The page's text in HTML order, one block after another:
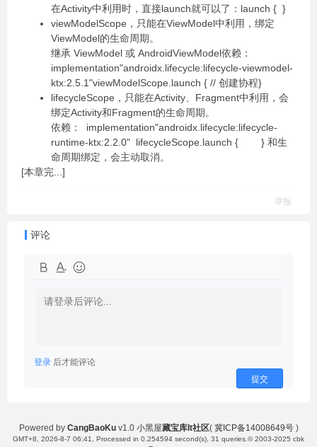
在Activity中利用时，直接launch就可以了：launch { }
viewModelScope，只能在ViewModel中利用，绑定
ViewModel的生命周期。
继承 ViewModel 或 AndroidViewModel依赖：
implementation"androidx.lifecycle:lifecycle-viewmodel-
ktx:2.5.1"viewModelScope.launch { // 创建协程}
lifecycleScope，只能在Activity、Fragment中利用，会
绑定Activity和Fragment的生命周期。
依赖： implementation"androidx.lifecycle:lifecycle-
runtime-ktx:2.2.0" lifecycleScope.launch { } 和生
命周期绑定，会主动取消。
[本章完...]
举报
评论
登录 后才能评论
提交
Powered by CangBaoKu v1.0 小黑屋藏宝库It社区( 冀ICP备14008649号)
GMT+8, 2026-8-7 06:41 , Processed in 0.254594 second(s), 31 queries. © 2003-2025 cbk